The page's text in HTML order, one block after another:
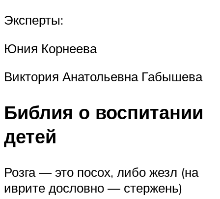
Эксперты:
Юния Корнеева
Виктория Анатольевна Габышева
Библия о воспитании
детей
Розга — это посох, либо жезл (на
иврите дословно — стержень)